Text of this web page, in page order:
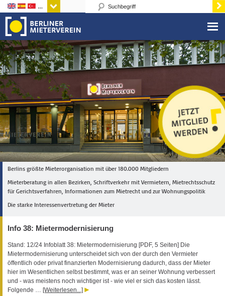
Sprachen
Berlins größte Mieterorganisation mit über 180.000 Mitgliedern
Mieterberatung in allen Bezirken, Schriftverkehr mit Vermietern, Mietrechtsschutz
für Gerichtsverfahren, Informationen zum Mietrecht und zur Wohnungspolitik
Die starke Interessenvertretung der Mieter
Info 38: Mietermodernisierung
Stand: 12/24 Infoblatt 38: Mietermodernisierung [PDF, 5 Seiten] Die
Mietermodernisierung unterscheidet sich von der durch den Vermieter
öffentlich oder privat finanzierten Modernisierung dadurch, dass der Mieter
hier im Wesentlichen selbst bestimmt, was er an seiner Wohnung verbessert
und - was meistens noch wichtiger ist - wie viel er sich das kosten lässt.
Folgende … [Weiterlesen...]